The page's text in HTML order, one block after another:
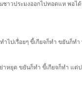
าวประมงออกไปทอดแห พอ
ไปเรื่อยๆ ขี้เกียจก็ทำ ขยันก็ท
าหยุด ขยันก็ทำ ขี้เกียจก็ทำ แต่